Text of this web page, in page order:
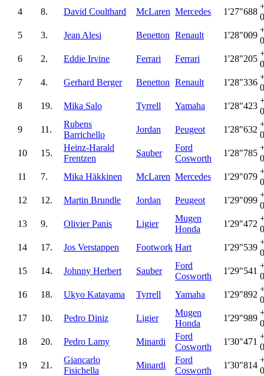
4
8. David Coulthard McLaren Mercedes 1'27"688
5
3. Jean Alesi Benetton Renault 1'28"009
6
2. Eddie Irvine Ferrari Ferrari 1'28"205
7
4. Gerhard Berger Benetton Renault 1'28"336
8
19. Mika Salo Tyrrell Yamaha 1'28"423
9
11.
Rubens
Barrichello
Jordan Peugeot 1'28"632
10
15.
Heinz-Harald
Frentzen
Sauber
Ford
Cosworth
1'28"785
11
7. Mika Häkkinen McLaren Mercedes 1'29"079
12
12. Martin Brundle Jordan Peugeot 1'29"099
13
9. Olivier Panis Ligier
Mugen
Honda
1'29"472
14
17. Jos Verstappen Footwork Hart 1'29"539
15
14. Johnny Herbert Sauber
Ford
Cosworth
1'29"541
16
18. Ukyo Katayama Tyrrell Yamaha 1'29"892
17
10. Pedro Diniz Ligier
Mugen
Honda
1'29"989
18
20. Pedro Lamy Minardi
Ford
Cosworth
1'30"471
19
21.
Giancarlo
Fisichella
Minardi
Ford
Cosworth
1'30"814